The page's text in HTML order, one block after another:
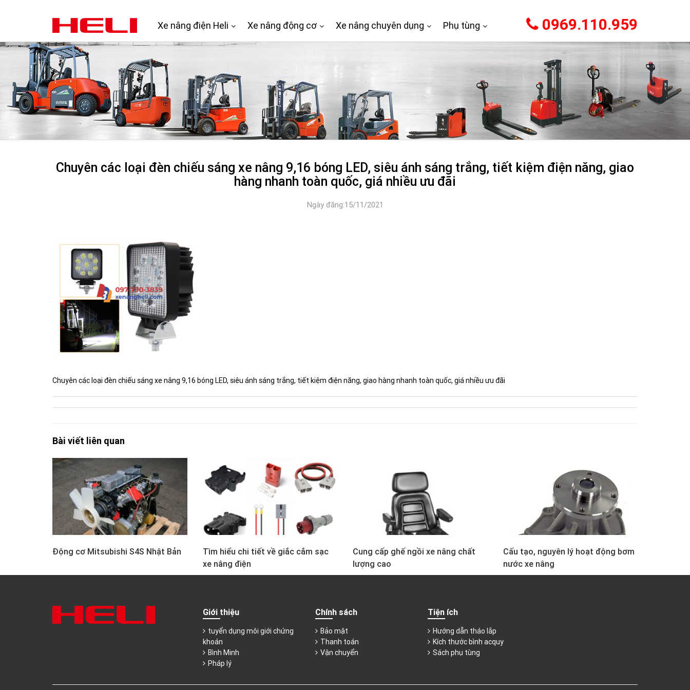
Xe nâng điện Heli Xe nâng động cơ Xe nâng chuyên dụng Phụ tùng 0969.110.959
Chuyên các loại đèn chiếu sáng xe nâng 9,16 bóng LED, siêu ánh sáng trắng, tiết kiệm điện năng, giao
hàng nhanh toàn quốc, giá nhiều ưu đãi
Ngày đăng:15/11/2021
Chuyên các loại đèn chiếu sáng xe nâng 9,16 bóng LED, siêu ánh sáng trắng, tiết kiệm điện năng, giao hàng nhanh toàn quốc, giá nhiều ưu đãi
Bài viết liên quan
Động cơ Mitsubishi S4S Nhật Bản
Tìm hiểu chi tiết về giắc cắm sạc
xe nâng điện
Cung cấp ghế ngồi xe nâng chất
lượng cao
Cấu tạo, nguyên lý hoạt động bơm
nước xe nâng
Giới thiệu
tuyển dụng môi giới chứng
khoán
Bình Minh
Pháp lý
Chính sách
Bảo mật
Thanh toán
Vận chuyển
Tiện ích
Hướng dẫn tháo lắp
Kích thước bình acquy
Sách phụ tùng